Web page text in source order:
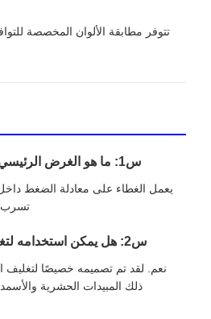
تتوفر مطابقة الألوان المخصصة
س1: ما هو الغرض الرئيسي من غطاء تنفيس D15؟
يعمل الغطاء على معادلة الضغط داخل
تسرب
س2: هل يمكن استخدامه لتغليف المبيدات الحشرية؟
نعم. لقد تم تصميمه خصيصًا لتغليف
ذلك المبيدات الحشرية